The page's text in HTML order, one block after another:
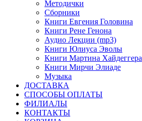
Методички
Сборники
Книги Евгения Головина
Книги Рене Генона
Аудио Лекции (mp3)
Книги Юлиуса Эволы
Книги Мартина Хайдеггера
Книги Мирчи Элиаде
Музыка
ДОСТАВКА
СПОСОБЫ ОПЛАТЫ
ФИЛИАЛЫ
КОНТАКТЫ